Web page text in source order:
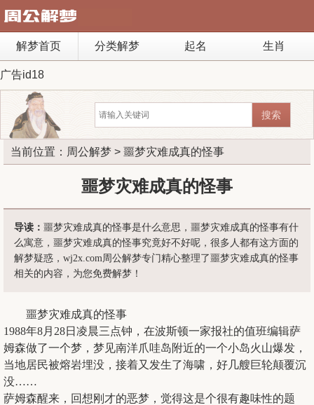
解梦首页 分类解梦 起名 生肖
广告id18
当前位置： 周公解梦 > 噩梦灾难成真的怪事
噩梦灾难成真的怪事
导读： 噩梦灾难成真的怪事是什么意思，噩梦灾难成真的怪事有什
么寓意，噩梦灾难成真的怪事究竟好不好呢，很多人都有这方面的
解梦疑惑，wj2x.com周公解梦专门精心整理了噩梦灾难成真的怪事
相关的内容，为您免费解梦！
噩梦灾难成真的怪事
1988年8月28日凌晨三点钟，在波斯顿一家报社的值班编辑萨
姆森做了一个梦，梦见南洋爪哇岛附近的一个小岛火山爆发，
当地居民被熔岩埋没，接着又发生了海啸，好几艘巨轮颠覆沉
没……
萨姆森醒来，回想刚才的恶梦，觉得这是个很有趣味性的题